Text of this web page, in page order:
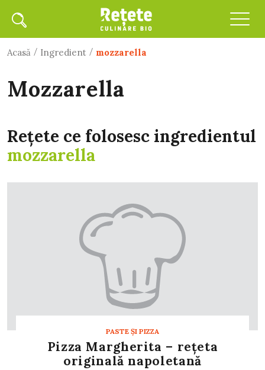
Acasă / Ingredient / mozzarella
mozzarella
Rețete ce folosesc ingredientul
mozzarella
PASTE ŞI PIZZA
Pizza Margherita – rețeta
originală napoletană